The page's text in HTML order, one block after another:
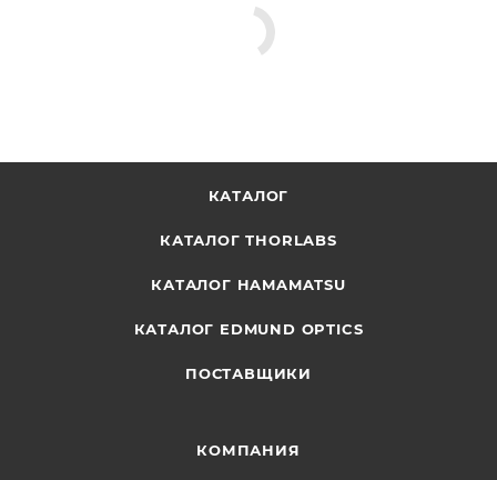
КАТАЛОГ
КАТАЛОГ THORLABS
КАТАЛОГ HAMAMATSU
КАТАЛОГ EDMUND OPTICS
ПОСТАВЩИКИ
КОМПАНИЯ